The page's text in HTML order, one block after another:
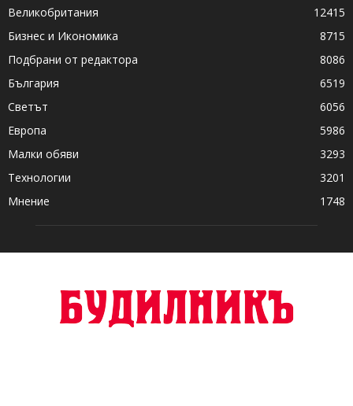
Великобритания
12415
Бизнес и Икономика
8715
Подбрани от редактора
8086
България
6519
Светът
6056
Европа
5986
Малки обяви
3293
Технологии
3201
Мнение
1748